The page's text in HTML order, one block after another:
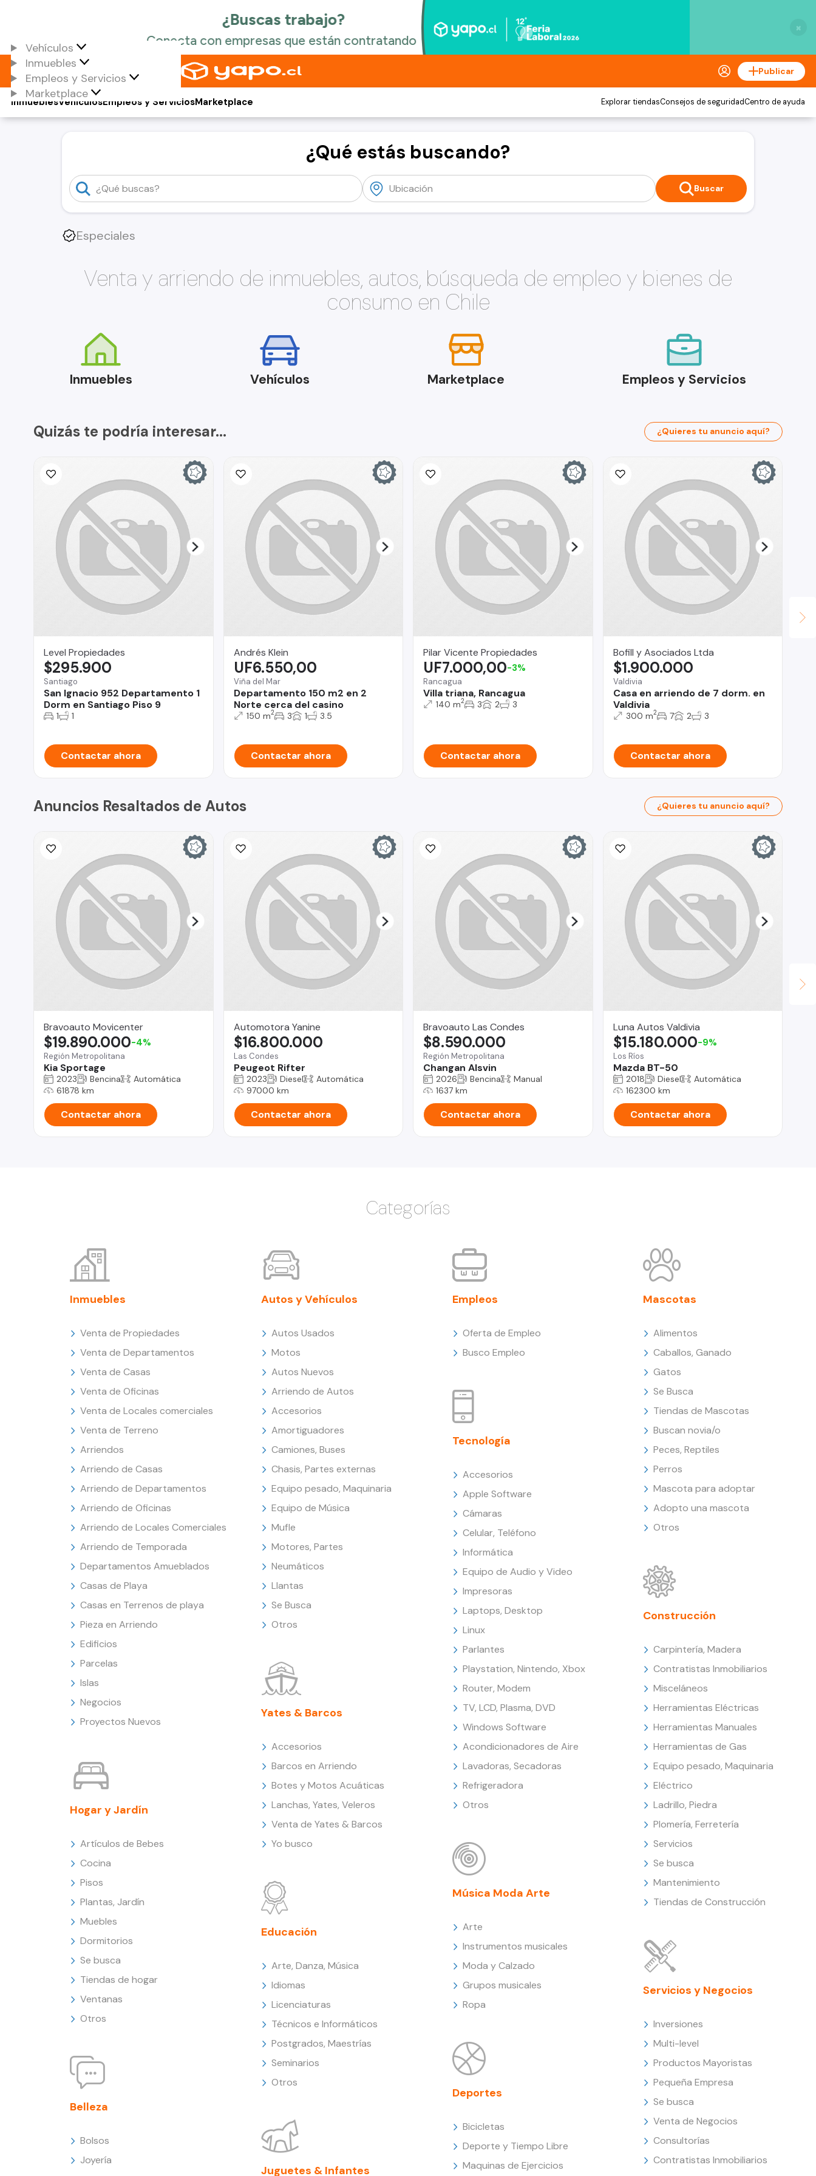
×
Vehículos
Inmuebles
Empleos y Servicios
Marketplace
Publicar
Vehículos
Inmuebles Empleos y ServiciosMarketplace Explorar tiendasConsejos de seguridadCentro de ayuda
¿Qué estás buscando?
Buscar
Especiales
Venta y arriendo de inmuebles, autos, búsqueda de empleo y bienes de
consumo en Chile
Inmuebles Vehículos Marketplace Empleos y Servicios
Quizás te podría interesar... ¿Quieres tu anuncio aquí?
Level Propiedades
Santiago
San Ignacio 952 Departamento 1
Dorm en Santiago Piso 9
$295.900
1 1
Contactar ahora
Andrés Klein
Viña del Mar
Departamento 150 m2 en 2
Norte cerca del casino
UF6.550,00
150 m2 3 1 3.5
Contactar ahora
Pilar Vicente Propiedades
Rancagua
Villa triana, Rancagua
UF7.000,00-3%
140 m2 3 2 3
Contactar ahora
Bofill y Asociados Ltda
Valdivia
Casa en arriendo de 7 dorm. en
Valdivia
$1.900.000
300 m2 7 2 3
Contactar ahora
Anuncios Resaltados de Autos ¿Quieres tu anuncio aquí?
Bravoauto Movicenter
Región Metropolitana
Kia Sportage
$19.890.000-4%
2023 Bencina
Automática
61878 km
Contactar ahora
Automotora Yanine
Las Condes
Peugeot Rifter
$16.800.000
2023 Diesel
Automática
97000 km
Contactar ahora
Bravoauto Las Condes
Región Metropolitana
Changan Alsvin
$8.590.000
2026 Bencina
Manual
1637 km
Contactar ahora
Luna Autos Valdivia
Los Ríos
Mazda BT-50
$15.180.000-9%
2018 Diesel
Automática
162300 km
Contactar ahora
Categorías
Inmuebles
Venta de Propiedades
Venta de Departamentos
Venta de Casas
Venta de Oficinas
Venta de Locales comerciales
Venta de Terreno
Arriendos
Arriendo de Casas
Arriendo de Departamentos
Arriendo de Oficinas
Arriendo de Locales Comerciales
Arriendo de Temporada
Departamentos Amueblados
Casas de Playa
Casas en Terrenos de playa
Pieza en Arriendo
Edificios
Parcelas
Islas
Negocios
Proyectos Nuevos
Hogar y Jardín
Artículos de Bebes
Cocina
Pisos
Plantas, Jardín
Muebles
Dormitorios
Se busca
Tiendas de hogar
Ventanas
Otros
Belleza
Bolsos
Joyería
Autos y Vehículos
Autos Usados
Motos
Autos Nuevos
Arriendo de Autos
Accesorios
Amortiguadores
Camiones, Buses
Chasis, Partes externas
Equipo pesado, Maquinaria
Equipo de Música
Mufle
Motores, Partes
Neumáticos
Llantas
Se Busca
Otros
Yates & Barcos
Accesorios
Barcos en Arriendo
Botes y Motos Acuáticas
Lanchas, Yates, Veleros
Venta de Yates & Barcos
Yo busco
Educación
Arte, Danza, Música
Idiomas
Licenciaturas
Técnicos e Informáticos
Postgrados, Maestrías
Seminarios
Otros
Juguetes & Infantes
Empleos
Oferta de Empleo
Busco Empleo
Tecnología
Accesorios
Apple Software
Cámaras
Celular, Teléfono
Informática
Equipo de Audio y Video
Impresoras
Laptops, Desktop
Linux
Parlantes
Playstation, Nintendo, Xbox
Router, Modem
TV, LCD, Plasma, DVD
Windows Software
Acondicionadores de Aire
Lavadoras, Secadoras
Refrigeradora
Otros
Música Moda Arte
Arte
Instrumentos musicales
Moda y Calzado
Grupos musicales
Ropa
Deportes
Bicicletas
Deporte y Tiempo Libre
Maquinas de Ejercicios
Mascotas
Alimentos
Caballos, Ganado
Gatos
Se Busca
Tiendas de Mascotas
Buscan novia/o
Peces, Reptiles
Perros
Mascota para adoptar
Adopto una mascota
Otros
Construcción
Carpintería, Madera
Contratistas Inmobiliarios
Misceláneos
Herramientas Eléctricas
Herramientas Manuales
Herramientas de Gas
Equipo pesado, Maquinaria
Eléctrico
Ladrillo, Piedra
Plomería, Ferretería
Servicios
Se busca
Mantenimiento
Tiendas de Construcción
Servicios y Negocios
Inversiones
Multi-level
Productos Mayoristas
Pequeña Empresa
Se busca
Venta de Negocios
Consultorías
Contratistas Inmobiliarios